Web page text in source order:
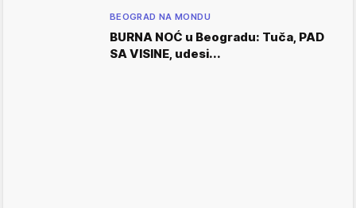
BEOGRAD NA MONDU
BURNA NOĆ u Beogradu: Tuča, PAD
SA VISINE, udesi...